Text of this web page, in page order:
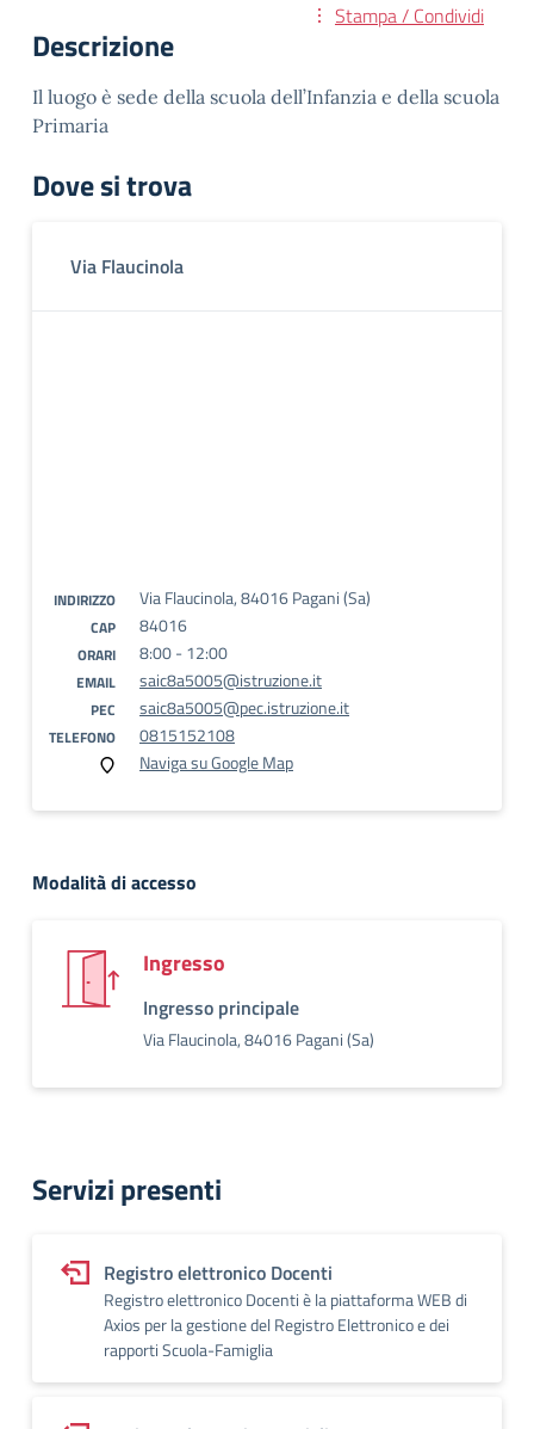
Stampa / Condividi
Descrizione
Il luogo è sede della scuola dell’Infanzia e della scuola
Primaria
Dove si trova
Via Flaucinola
INDIRIZZO Via Flaucinola, 84016 Pagani (Sa)
CAP 84016
ORARI 8:00 - 12:00
EMAIL saic8a5005@istruzione.it
PEC saic8a5005@pec.istruzione.it
TELEFONO
0815152108
Naviga su Google Map
Modalità di accesso
Ingresso
Ingresso principale
Via Flaucinola, 84016 Pagani (Sa)
Servizi presenti
Registro elettronico Docenti
Registro elettronico Docenti è la piattaforma WEB di
Axios per la gestione del Registro Elettronico e dei
rapporti Scuola-Famiglia